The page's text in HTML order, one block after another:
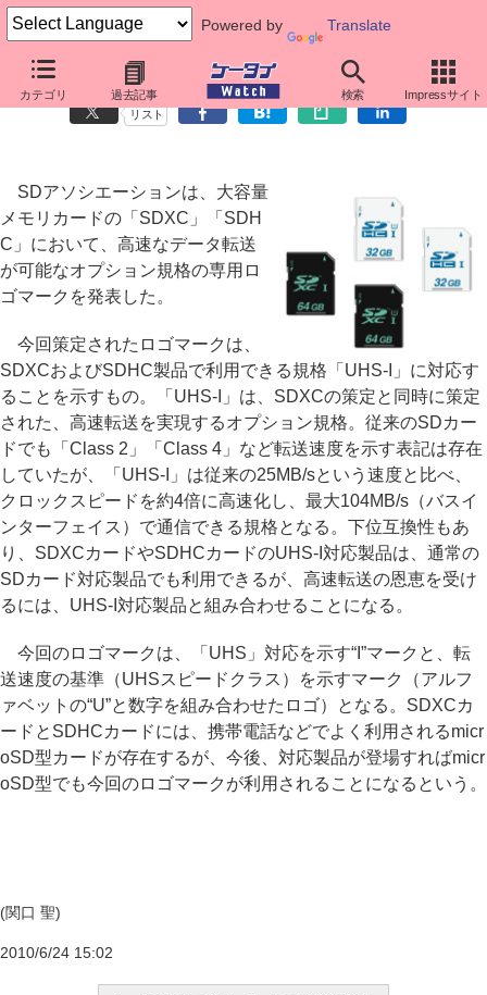
Powered by Translate
カテゴリ 過去記事 検索 Impressサイト
SDXC/SDHCの高速規格にロゴマーク
リスト
SDアソシエーションは、大容量
メモリカードの「SDXC」「SDH
C」において、高速なデータ転送
が可能なオプション規格の専用ロ
ゴマークを発表した。
今回策定されたロゴマークは、
SDXCおよびSDHC製品で利用できる規格「UHS-I」に対応す
ることを示すもの。「UHS-I」は、SDXCの策定と同時に策定
された、高速転送を実現するオプション規格。従来のSDカー
ドでも「Class 2」「Class 4」など転送速度を示す表記は存在
していたが、「UHS-I」は従来の25MB/sという速度と比べ、
クロックスピードを約4倍に高速化し、最大104MB/s（バスイ
ンターフェイス）で通信できる規格となる。下位互換性もあ
り、SDXCカードやSDHCカードのUHS-I対応製品は、通常の
SDカード対応製品でも利用できるが、高速転送の恩恵を受け
るには、UHS-I対応製品と組み合わせることになる。
今回のロゴマークは、「UHS」対応を示す“I”マークと、転
送速度の基準（UHSスピードクラス）を示すマーク（アルフ
ァベットの“U”と数字を組み合わせたロゴ）となる。SDXCカ
ードとSDHCカードには、携帯電話などでよく利用されるmicr
oSD型カードが存在するが、今後、対応製品が登場すればmicr
oSD型でも今回のロゴマークが利用されることになるという。
(関口 聖)
2010/6/24 15:02